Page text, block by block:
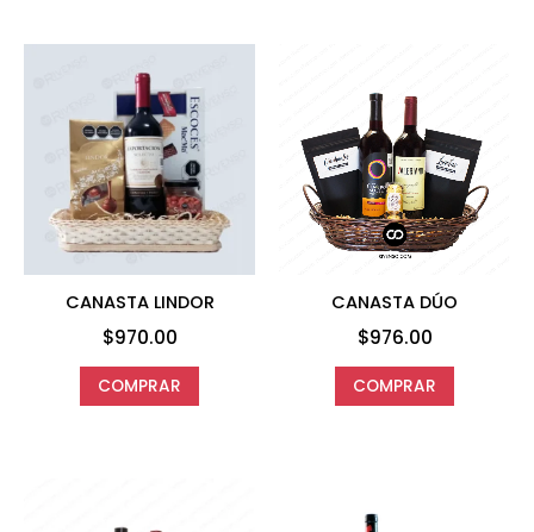
CANASTA LINDOR
$970.00
COMPRAR
CANASTA DÚO
$976.00
COMPRAR